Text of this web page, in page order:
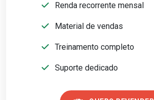
Renda recorrente mensal
Material de vendas
Treinamento completo
Suporte dedicado